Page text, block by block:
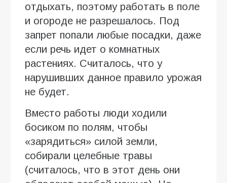
отдыхать, поэтому работать в поле
и огороде не разрешалось. Под
запрет попали любые посадки, даже
если речь идет о комнатных
растениях. Считалось, что у
нарушивших данное правило урожая
не будет.
Вместо работы люди ходили
босиком по полям, чтобы
«зарядиться» силой земли,
собирали целебные травы
(считалось, что в этот день они